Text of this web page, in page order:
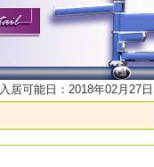
入居可能日：2018年02月27日